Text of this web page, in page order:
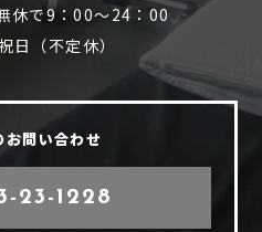
休で9：00～24：00
日（不定休）
お問い合わせ
23-1228